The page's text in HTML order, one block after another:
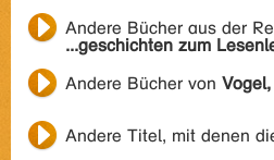
Andere Bücher aus der
...geschichten zum
Andere Bücher von
Andere Titel, mit denen